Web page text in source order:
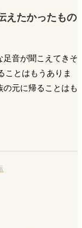
えたかったもの
足音が聞こえてきそ
ことはもうありま
元に帰ることはも